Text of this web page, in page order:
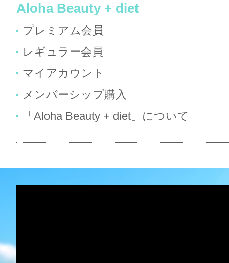
Aloha Beauty + diet
プレミアム会員
レギュラー会員
マイアカウント
メンバーシップ購入
「Aloha Beauty + diet」について